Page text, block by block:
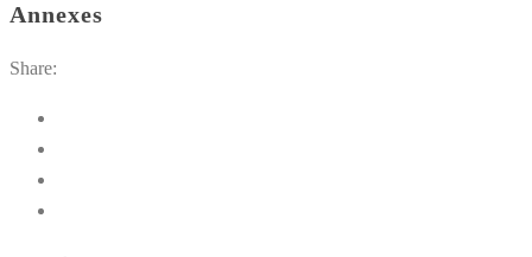
Annexes
Share: